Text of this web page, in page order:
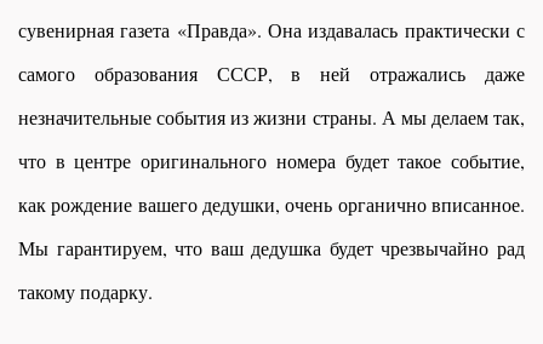
сувенирная газета «Правда». Она издавалась практически с
самого образования СССР, в ней отражались даже
незначительные события из жизни страны. А мы делаем так,
что в центре оригинального номера будет такое событие,
как рождение вашего дедушки, очень органично вписанное.
Мы гарантируем, что ваш дедушка будет чрезвычайно рад
такому подарку.